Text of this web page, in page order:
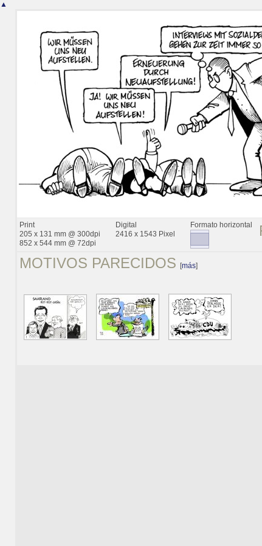
▲
Print
205 x 131 mm @ 300dpi
852 x 544 mm @ 72dpi
Digital
2416 x 1543 Pixel
Formato horizontal
MOTIVOS PARECIDOS [más]